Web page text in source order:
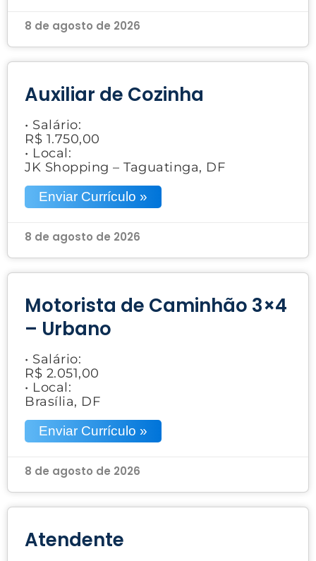
8 de agosto de 2026
Auxiliar de Cozinha
• Salário:
R$ 1.750,00
• Local:
JK Shopping – Taguatinga, DF
Enviar Currículo »
8 de agosto de 2026
Motorista de Caminhão 3×4
– Urbano
• Salário:
R$ 2.051,00
• Local:
Brasília, DF
Enviar Currículo »
8 de agosto de 2026
Atendente